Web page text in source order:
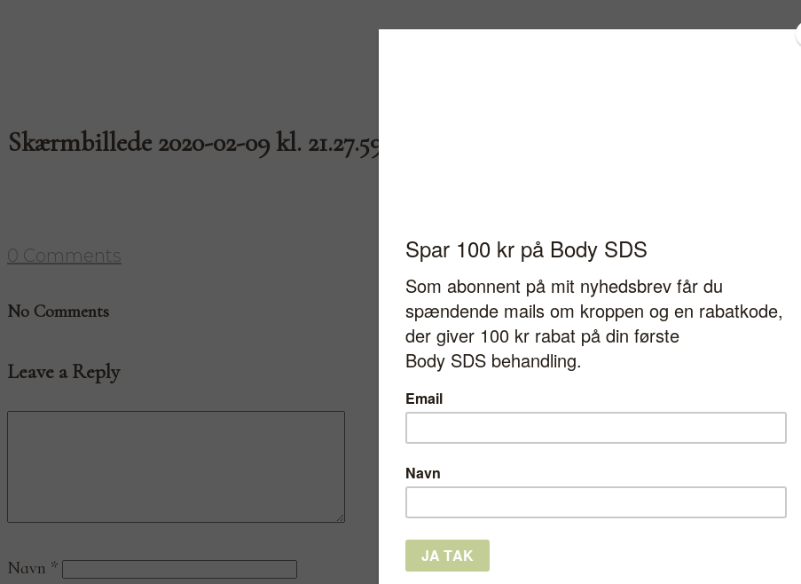
Skærmbillede 2020-02-09 kl. 21.27.59
0 Comments
No Comments
Leave a Reply
Navn *